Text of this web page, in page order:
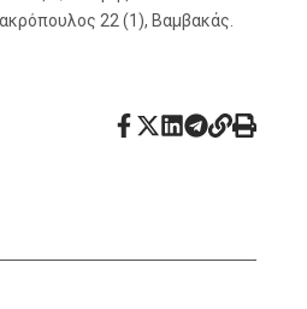
22 (1), Βαμβακάς.